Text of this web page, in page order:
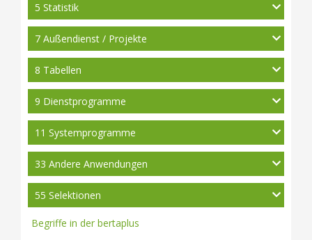
5 Statistik
7 Außendienst / Projekte
8 Tabellen
9 Dienstprogramme
11 Systemprogramme
33 Andere Anwendungen
55 Selektionen
Begriffe in der bertaplus